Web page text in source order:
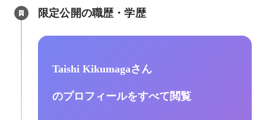
限定公開の職歴・学歴
Taishi Kikumagaさん
のプロフィールをすべて閲覧